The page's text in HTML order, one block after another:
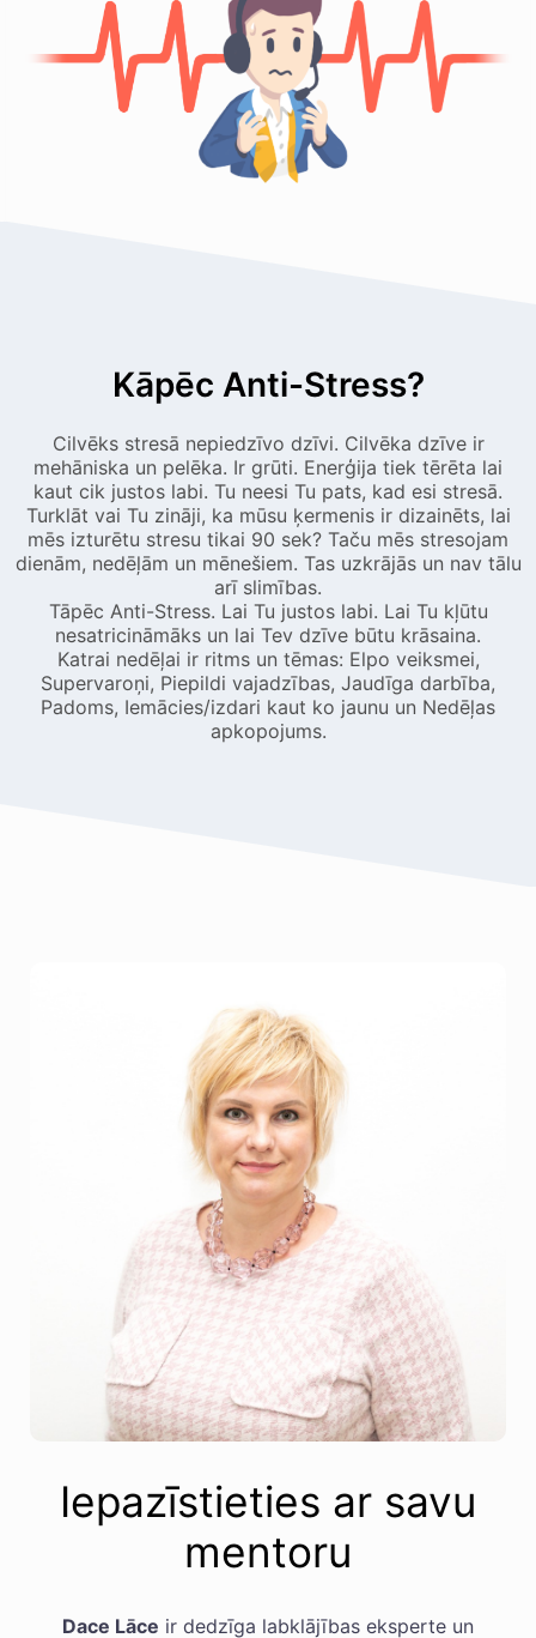
Kāpēc Anti-Stress?
Cilvēks stresā nepiedzīvo dzīvi. Cilvēka dzīve ir
mehāniska un pelēka. Ir grūti. Enerģija tiek tērēta lai
kaut cik justos labi. Tu neesi Tu pats, kad esi stresā.
Turklāt vai Tu zināji, ka mūsu ķermenis ir dizainēts, lai
mēs izturētu stresu tikai 90 sek? Taču mēs stresojam
dienām, nedēļām un mēnešiem. Tas uzkrājās un nav tālu
arī slimības.
Tāpēc Anti-Stress. Lai Tu justos labi. Lai Tu kļūtu
nesatricināmāks un lai Tev dzīve būtu krāsaina.
Katrai nedēļai ir ritms un tēmas: Elpo veiksmei,
Supervaroņi, Piepildi vajadzības, Jaudīga darbība,
Padoms, Iemācies/izdari kaut ko jaunu un Nedēļas
apkopojums.
Iepazīstieties ar savu
mentoru
Dace Lāce ir dedzīga labklājības eksperte un